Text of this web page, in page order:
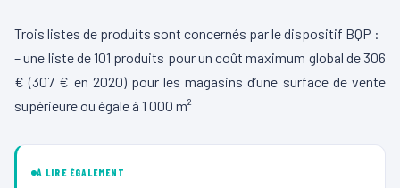
Trois listes de produits sont concernés par le dispositif BQP :
– une liste de 101 produits pour un coût maximum global de 306
€ (307 € en 2020) pour les magasins d’une surface de vente
supérieure ou égale à 1 000 m²
À LIRE ÉGALEMENT